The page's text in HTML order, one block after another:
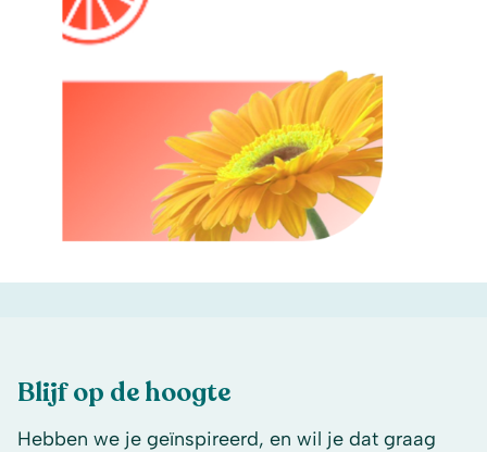
Blijf op de hoogte
Hebben we je geïnspireerd, en wil je dat graag